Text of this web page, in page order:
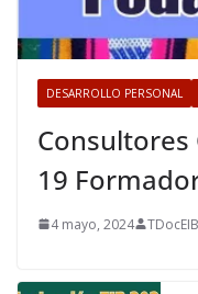
DESARROLLO PERSONAL
Consultores
19
4 mayo, 2024 TDocEIB